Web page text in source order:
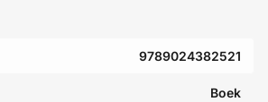
9789024382521
Boek